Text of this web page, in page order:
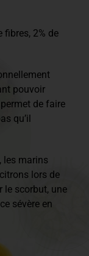
fibres, 2% de
pouvoir
de faire
qu’il
les marins
lors de
le scorbut, une
sévère en